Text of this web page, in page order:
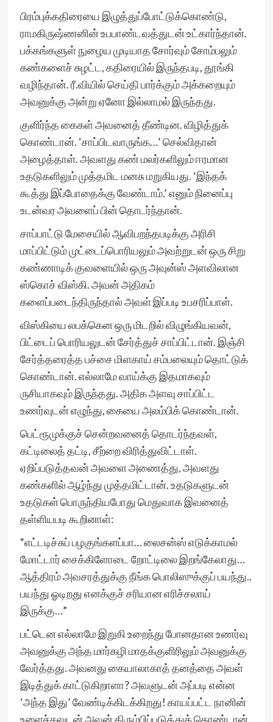
பிரம்புக்கதிரையை இழுத்துப்போட்டுக்கொண்டு,
ராமகிருஷ்ணனின் உபபாண்டவத்துடன் உட்கார்ந்தான்.
பக்கங்களுள் நுழைய முடியாத சோர்வும் சோம்பலும்
கண்களைச் சுழட்ட, கதிரையில் இருந்தபடி, தூங்கி
வழிந்தான். ரீ.வியில் செய்தி பார்க்கும் அக்கறையும்
அவனுக்கு அன்று ஏனோ இல்லாமல் இருந்தது.
குளிர்ந்த கைகள் அவனைத் தீண்டின. விழித்துக்
கொண்டான். ‘சாப்பிடவாருங்க…’ செல்விதான்
அழைத்தாள். அவளது கண் மலர்களிலும் ஈரமான
உதடுகளிலும் முத்தமிட மனசு மறுகியது. ‘இந்தக்
கூத்து இப்போதைக்கு வேண்டாம்.’ எனும் நினைப்பு
உடன்வர அவளைப் பின் தொடர்ந்தான்.
சாப்பாட்டு மேசையில் ஆவிபறந்தபடிக்கு அரிசி
மாப்பிட்டும் முட்டைப்பொரியலும் அவற்றுடன் ஒரு சிறு
கண்ணாடிக் குவளையில் ஒரு அவுன்ஸ் அளவிலான
ஸ்கொச் விஸ்கி. அவன் அதிகம்
களைப்படைந்திருந்தால் அவள் இப்படி உபசரிப்பாள்.
விஸ்கியை லபக்கென ஒரு மிடறில் விழுங்கியவன்,
பிட்டைப் பொரியலுடன் சேர்த்துச் சாப்பிட்டான். இஞ்சி
சேர்த்தரைத்த பச்சை மிளகாய் சம்பலையும் தொட்டுக்
கொண்டான். எல்லாமே வாய்க்கு இதமாகவும்
ருசியாகவும் இருந்தது. அதிக அளவு சாப்பிட்ட
உணர்வுடன் எழுந்து, கையை அலம்பிக் கொண்டான்.
பெட்ரூமுக்குச் சென்றவனைத் தொடர்ந்தவள்,
கட்டிலைத் தட்டி, சீற்றை விரித்துவிட்டாள்.
ஏறிப்படுத்தவன் அவளை அணைத்து, அவளது
கண்களில் ஆழ்ந்து முத்தமிட்டான். உதடுகளுடன்
உதடுகள் பொருந்தியபோது மெதுவாக இவனைத்
தள்ளியபடி கூறினாள்:
“எட்டடிச்சுப் பழகுங்களப்பா… லைசன்ஸ் எடுக்காமல்
மோட்டார் சைக்கிளோடை றோட்டிலை இறங்கேலாது…
ஆத்திரம் அவசரத்துக்கு நீங்க பொலிஸுக்குப் பயந்து..
பயந்து ஓடிறது எனக்குச் சரியான எரிச்சலாய்
இருக்கு…”
பட்டென எல்லாமே இறுகி உறைந்து போனதான உணர்வு
அவனுக்கு அந்த மார்கழி மாதக்குளிரிலும் அவனுக்கு
வேர்த்தது. அவனது கையாலாகாத் தனத்தை அவள்
இடித்துக் காட்டுகிறாளா? அவளுடன் அப்படி என்ன
‘அந்த இது’ வேண்டிக்கிடக்கிறது! காயப்பட்ட நானின்
உளைச்சலுடன் அவன் திரும்பிப்படுத்துக் கொண்டான்.